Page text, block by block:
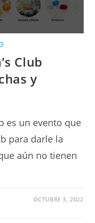
Club
y
es un evento que
para darle la
aún no tienen
OCTUBRE 3, 2022